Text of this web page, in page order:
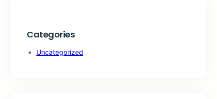
Categories
Uncategorized